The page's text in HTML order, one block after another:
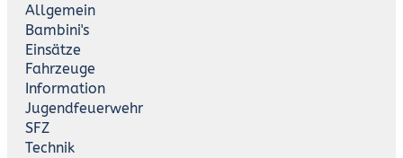
Allgemein
Bambini's
Einsätze
Fahrzeuge
Information
Jugendfeuerwehr
SFZ
Technik
v